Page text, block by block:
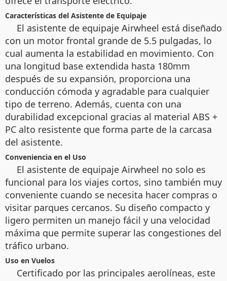
Características del Asistente de Equipaje
El asistente de equipaje Airwheel está diseñado
con un motor frontal grande de 5.5 pulgadas, lo
cual aumenta la estabilidad en movimiento. Con
una longitud base extendida hasta 180mm
después de su expansión, proporciona una
conducción cómoda y agradable para cualquier
tipo de terreno. Además, cuenta con una
durabilidad excepcional gracias al material ABS +
PC alto resistente que forma parte de la carcasa
del asistente.
Conveniencia en el Uso
El asistente de equipaje Airwheel no solo es
funcional para los viajes cortos, sino también muy
conveniente cuando se necesita hacer compras o
visitar parques cercanos. Su diseño compacto y
ligero permiten un manejo fácil y una velocidad
máxima que permite superar las congestiones del
tráfico urbano.
Uso en Vuelos
Certificado por las principales aerolíneas, este